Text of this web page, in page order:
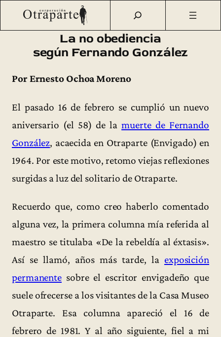
Saltar
Otraparte.org/Corporación Archivo de prensa
La no
obediencia según Fernando González
La no obediencia
según Fernando González
Por Ernesto Ochoa Moreno
El pasado 16 de febrero se cumplió un nuevo
aniversario (el 58) de lamuerte de Fernando
González, acaecida en Otraparte (Envigado) en
1964. Por este motivo, retomo viejas reflexiones
surgidas a luz del solitario de Otraparte.
Recuerdo que, como creo haberlo comentado
alguna vez, la primera columna mía referida al
maestro se titulaba «De la rebeldía al éxtasis».
Así se llamó, años más tarde, la exposición
permanente sobre el escritor envigadeño que
suele ofrecerse a los visitantes de la Casa Museo
Otraparte. Esa columna apareció el 16 de
febrero de 1981. Y al año siguiente, fiel a mi